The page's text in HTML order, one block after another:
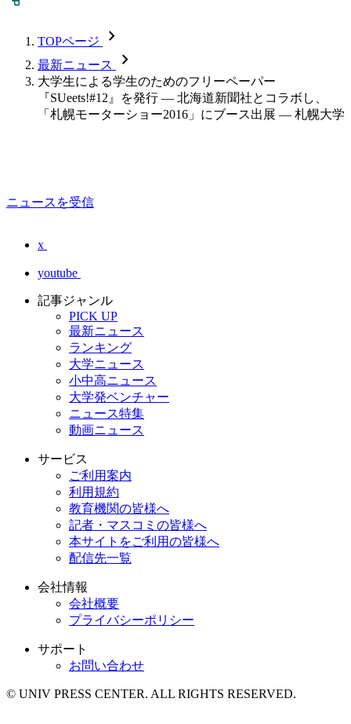
TOPページ chevron_forward
最新ニュース chevron_forward
大学生による学生のためのフリーペーパー
『SUeets!#12』を発行 — 北海道新聞社とコラボし、
「札幌モーターショー2016」にブース出展 — 札幌大学
ニュースを受信
x
youtube
記事ジャンル
PICK UP
最新ニュース
ランキング
大学ニュース
小中高ニュース
大学発ベンチャー
ニュース特集
動画ニュース
サービス
ご利用案内
利用規約
教育機関の皆様へ
記者・マスコミの皆様へ
本サイトをご利用の皆様へ
配信先一覧
会社情報
会社概要
プライバシーポリシー
サポート
お問い合わせ
© UNIV PRESS CENTER. ALL RIGHTS RESERVED.